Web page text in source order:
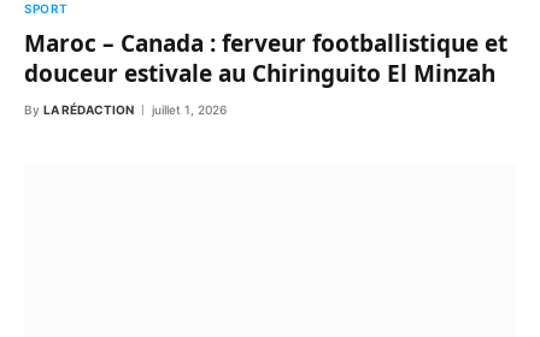
SPORT
Maroc – Canada : ferveur footballistique et
douceur estivale au Chiringuito El Minzah
By LA RÉDACTION juillet 1, 2026